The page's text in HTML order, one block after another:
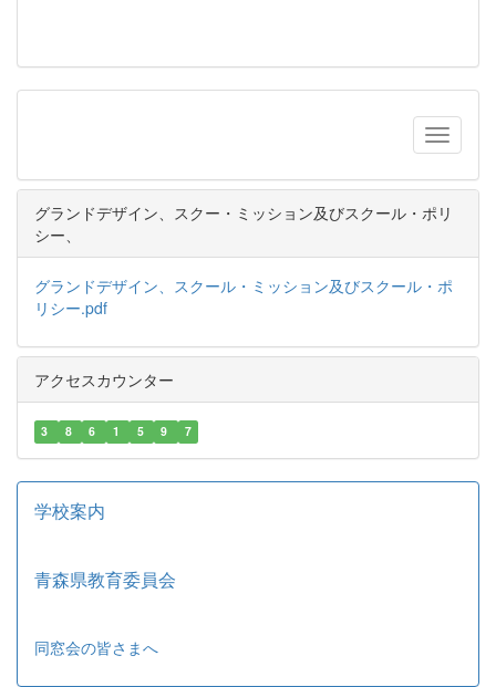
グランドデザイン、スクー・ミッション及びスクール・ポリ
シー、
グランドデザイン、スクール・ミッション及びスクール・ポ
リシー.pdf
アクセスカウンター
3 8 6 1 5 9 7
学校案内
青森県教育委員会
同窓会の皆さまへ